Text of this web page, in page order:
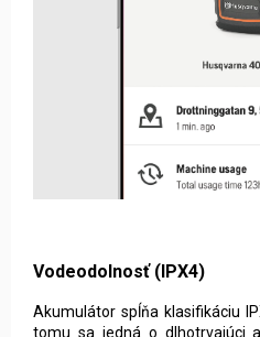
Vodeodolnosť (IPX4)
Akumulátor spĺňa klasifikáciu
tomu sa jedná o dlhotrvajúci